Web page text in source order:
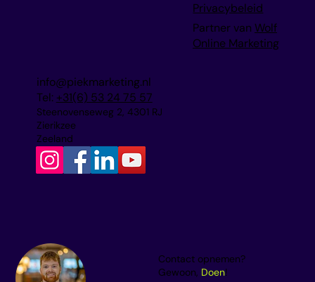
Google Ads & YouTube?
Contact opnemen?
Gewoon, Doen!
info@piekmarketing.nl
Tel: +31(6) 53 24 75 57
Steenovenseweg 2, 4301 RJ
Zierikzee
Zeeland
Privacybeleid
Partner van Wolf
Online Marketing